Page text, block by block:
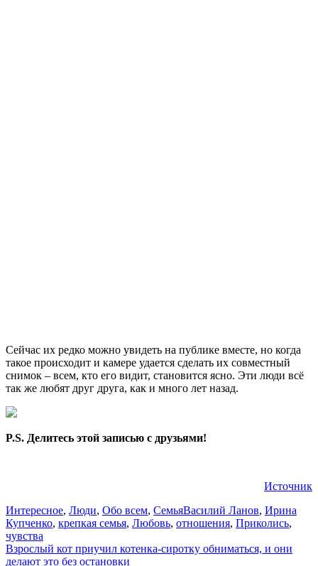
Сейчас их редко можно увидеть на публике вместе, но когда
такое происходит и камере удается сделать их совместный
снимок – всем, кто его видит, становится ясно. Эти люди всё
так же любят друг друга, как и много лет назад.
P.S. Делитесь этой записью с друзьями!
Источник
Интересное, Люди, Обо всем, СемьяВасилий Ланов, Ирина
Купченко, крепкая семья, Любовь, отношения, Приколись,
чувства
Навигация
Взрослый кот приучил котенка-сиротку обниматься, и они
делают это без остановки